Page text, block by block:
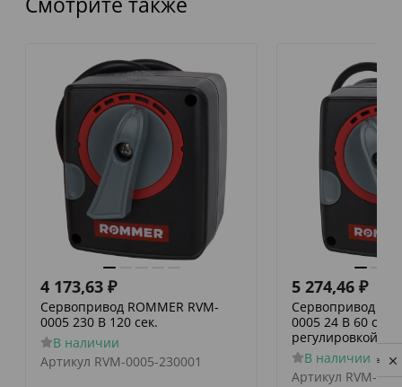
4 173,63 ₽
Сервопривод ROMMER RVM-
0005 230 В 120 сек.
В наличии
Артикул RVM-0005-230001
5 274,46 ₽
Сервопривод
0005 24 В 60
регулировкой по
В наличии
Артикул RVM-
Privacy notice